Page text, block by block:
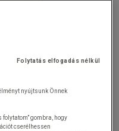
Folytatás elfogadás nélkül
nyújtsunk Önnek
gombra, hogy
cserélhessen